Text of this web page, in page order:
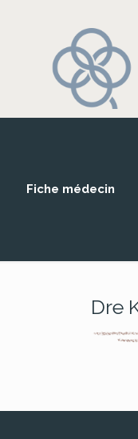
Fiche médecin
Dre